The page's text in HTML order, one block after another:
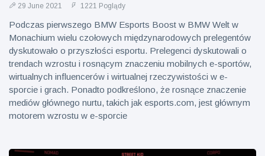
29 June 2021 1221 Poglądy
Podczas pierwszego BMW Esports Boost w BMW Welt w
Monachium wielu czołowych międzynarodowych prelegentów
dyskutowało o przyszłości esportu. Prelegenci dyskutowali o
trendach wzrostu i rosnącym znaczeniu mobilnych e-sportów,
wirtualnych influencerów i wirtualnej rzeczywistości w e-
sporcie i grach. Ponadto podkreślono, że rosnące znaczenie
mediów głównego nurtu, takich jak esports.com, jest głównym
motorem wzrostu w e-sporcie